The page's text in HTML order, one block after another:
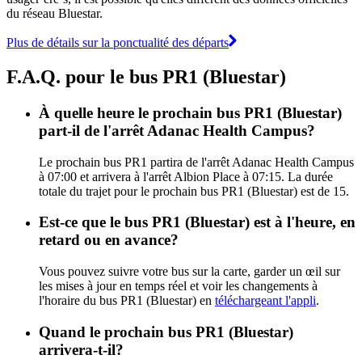
du réseau Bluestar.
Plus de détails sur la ponctualité des départs
F.A.Q. pour le bus PR1 (Bluestar)
À quelle heure le prochain bus PR1 (Bluestar)
part-il de l'arrêt Adanac Health Campus?
Le prochain bus PR1 partira de l'arrêt Adanac Health Campus
à 07:00 et arrivera à l'arrêt Albion Place à 07:15. La durée
totale du trajet pour le prochain bus PR1 (Bluestar) est de 15.
Est-ce que le bus PR1 (Bluestar) est à l'heure, en
retard ou en avance?
Vous pouvez suivre votre bus sur la carte, garder un œil sur
les mises à jour en temps réel et voir les changements à
l'horaire du bus PR1 (Bluestar) en téléchargeant l'appli.
Quand le prochain bus PR1 (Bluestar)
arrivera-t-il?